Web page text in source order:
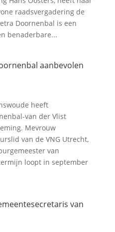
raadsvergadering de
Doornenbal is een
benaderbare...
aanbevolen
heeft
van der Vlist
Mevrouw
van de VNG Utrecht,
van
loopt in september
van